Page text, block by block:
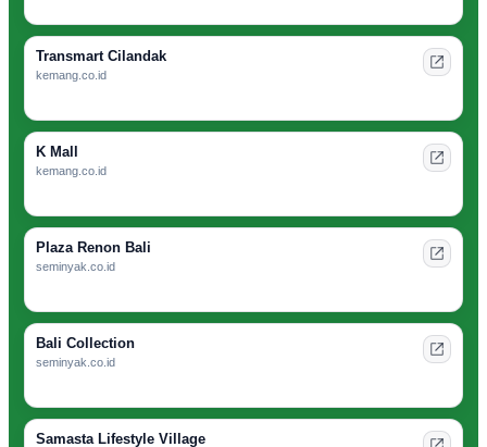
Transmart Cilandak
kemang.co.id
K Mall
kemang.co.id
Plaza Renon Bali
seminyak.co.id
Bali Collection
seminyak.co.id
Samasta Lifestyle Village